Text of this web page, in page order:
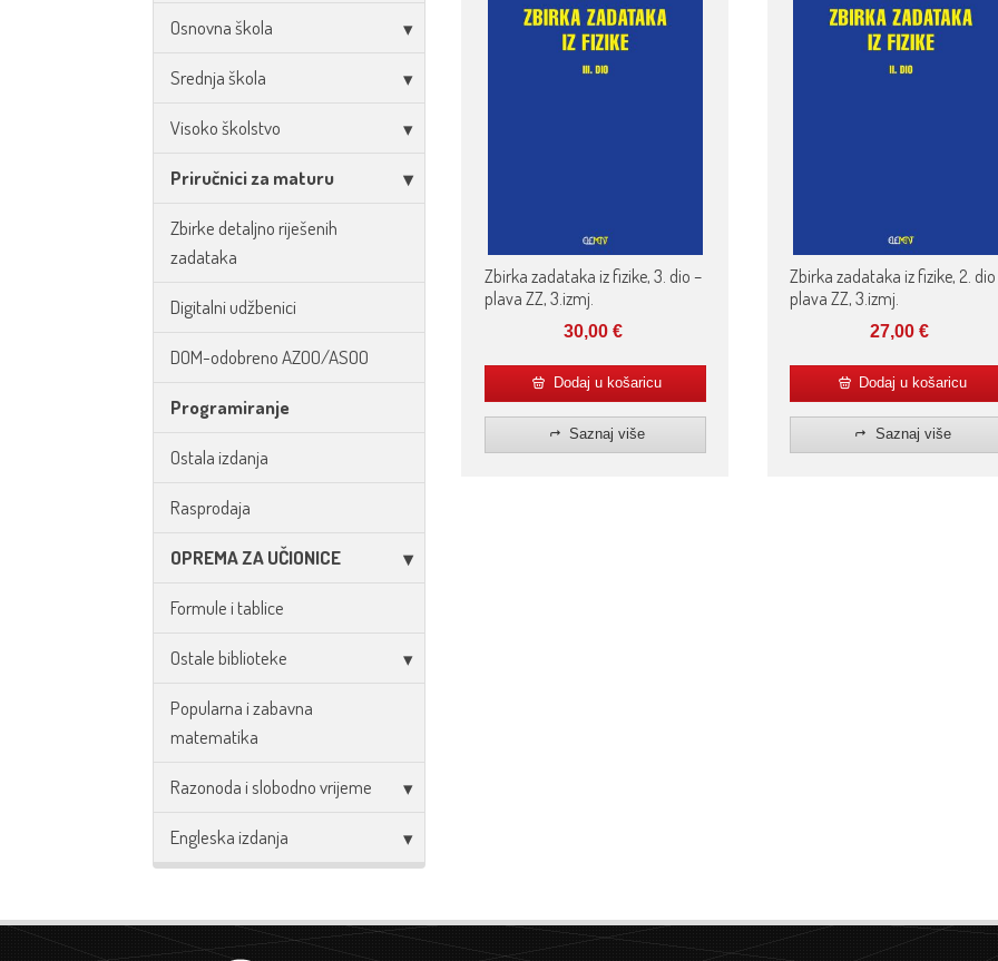
Osnovna škola
Srednja škola
Visoko školstvo
Priručnici za maturu
Zbirke detaljno riješenih
zadataka
Digitalni udžbenici
DOM-odobreno AZOO/ASOO
Programiranje
Ostala izdanja
Rasprodaja
OPREMA ZA UČIONICE
Formule i tablice
Ostale biblioteke
Popularna i zabavna
matematika
Razonoda i slobodno vrijeme
Engleska izdanja
Zbirka zadataka iz fizike, 3. dio –
plava ZZ, 3.izmj.
30,00€
Dodaj u košaricu
Saznaj više
Zbirka zadataka iz fizike, 2.
plava ZZ, 3.izmj.
27,00 €
Dodaj u košaricu
Saznaj više